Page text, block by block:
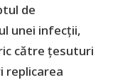
de
unei infecții,
către țesuturi
replicarea